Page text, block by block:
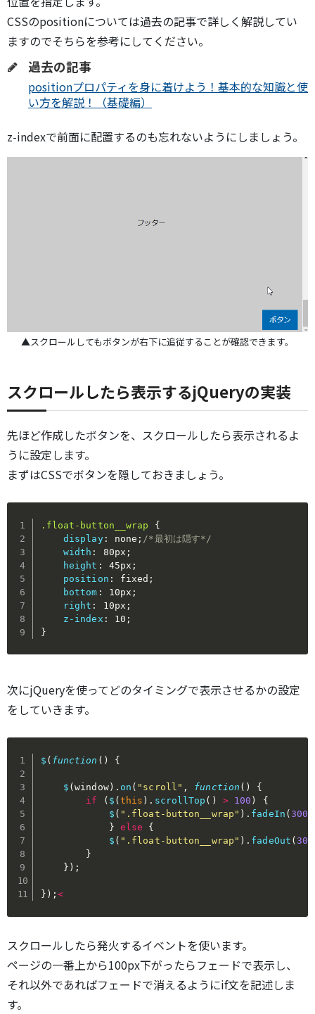
CSSのpositionについては過去の記事で詳しく解説してい
ますのでそちらを参考にしてください。
過去の記事
positionプロパティを身に着けよう！基本的な知識と使
い方を解説！（基礎編）
z-indexで前面に配置するのも忘れないようにしましょう。
▲スクロールしてもボタンが右下に追従することが確認できます。
スクロールしたら表示するjQueryの実装
先ほど作成したボタンを、スクロールしたら表示されるよ
うに設定します。
まずはCSSでボタンを隠しておきましょう。
.float-button__wrap
{
display: none ; /*最初は隠す*/
width : 80px ;
height : 45px ;
position : fixed ;
bottom : 10px ;
right : 10px ;
z-index : 10 ;
}
次にjQueryを使ってどのタイミングで表示させるかの設定
をしていきます。
$ ( function ( ) {
$ (window) . on ( "scroll" , function ( )
{
if
( $ ( this ) . scrollTop ( ) > 100 )
{
$ ( ".float-button__wrap" ) . fadeIn ( 300
} else
{
$ ( ".float-button__wrap" ) . fadeOut (300
}
} ) ;
} ) ; <
スクロールしたら発火するイベントを使います。
ページの一番上から100px下がったらフェードで表示し、
それ以外であればフェードで消えるようにif文を記述しま
す。